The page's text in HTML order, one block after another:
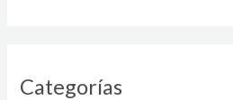
Categorías